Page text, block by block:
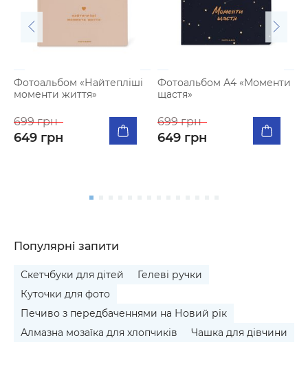
Фотоальбом «Найтепліші
моменти життя»
699 грн
649 грн
Фотоальбом А4 «Моменти
щастя»
699 грн
649 грн
Популярні запити
Скетчбуки для дітей
Гелеві ручки
Куточки для фото
Печиво з передбаченнями на Новий рік
Алмазна мозаїка для хлопчиків
Чашка для дівчини